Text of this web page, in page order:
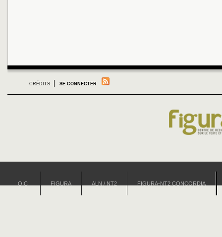
CRÉDITS SE CONNECTER
OIC FIGURA ALN / NT2 FIGURA-NT2 CONCORDIA